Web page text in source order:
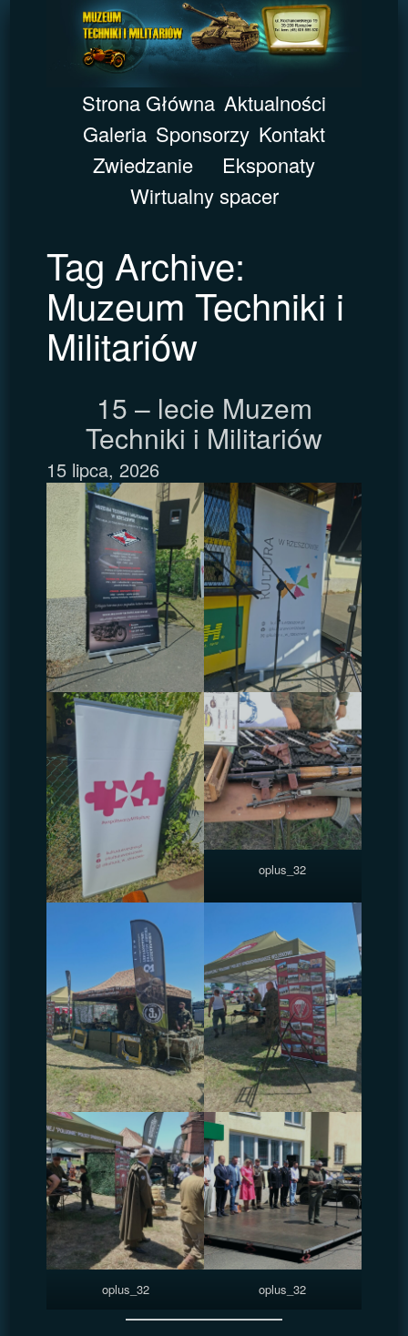
Strona Główna Aktualności
Galeria Sponsorzy Kontakt
Zwiedzanie
Eksponaty
Wirtualny spacer
Tag Archive:
Muzeum Techniki i
Militariów
15 – lecie Muzem
Techniki i Militariów
15 lipca, 2026
oplus_32
oplus_32 oplus_32